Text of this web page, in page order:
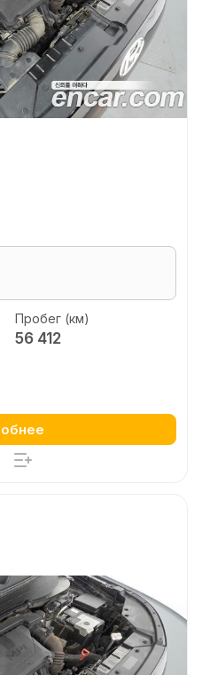
Пробег (км)
56 412